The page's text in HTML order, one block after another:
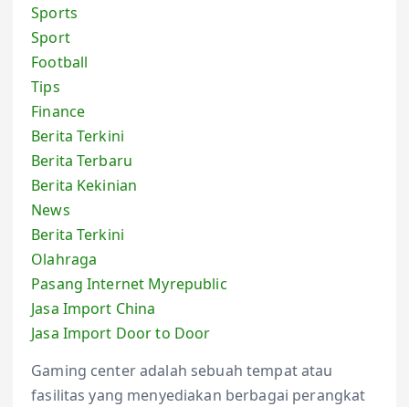
Sports
Sport
Football
Tips
Finance
Berita Terkini
Berita Terbaru
Berita Kekinian
News
Berita Terkini
Olahraga
Pasang Internet Myrepublic
Jasa Import China
Jasa Import Door to Door
Gaming center adalah sebuah tempat atau
fasilitas yang menyediakan berbagai perangkat